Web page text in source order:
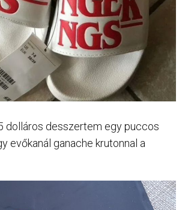
dolláros desszertem egy puccos
evőkanál ganache krutonnal a